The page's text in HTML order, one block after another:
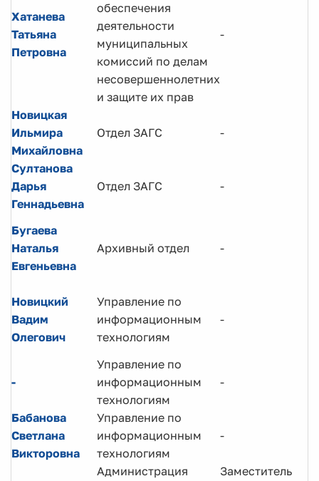
Хатанева
Татьяна
Петровна
обеспечения
деятельности
муниципальных
комиссий по делам
несовершеннолетних
и защите их прав
-
Новицкая
Ильмира
Михайловна
Отдел ЗАГС -
Султанова
Дарья
Геннадьевна
Отдел ЗАГС -
Бугаева
Наталья
Евгеньевна
Архивный отдел -
Новицкий
Вадим
Олегович
Управление по
информационным
технологиям
-
-
Управление по
информационным
технологиям
-
Бабанова
Светлана
Викторовна
Управление по
информационным
технологиям
-
Администрация
Заместитель